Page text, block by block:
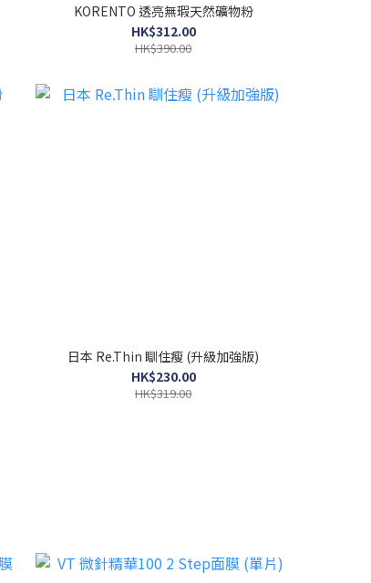
KORENTO 透亮無瑕天然礦物粉
HK$312.00
HK$390.00
日本 Re.Thin 瞓住瘦 (升級加強版)
HK$230.00
HK$319.00